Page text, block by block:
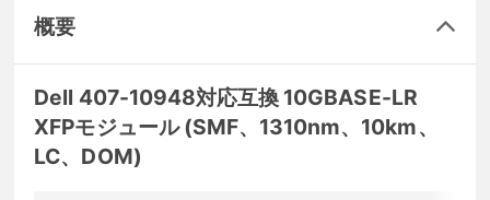
概要
Dell 407-10948対応互換 10GBASE-LR
XFPモジュール (SMF、1310nm、10km、
LC、DOM)